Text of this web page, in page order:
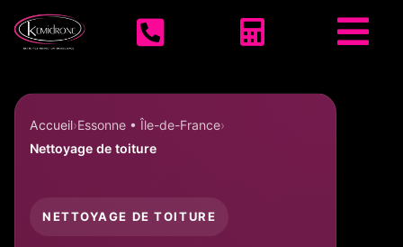
  
Accueil Essonne • Île-de-France
Nettoyage de toiture
NETTOYAGE DE TOITURE